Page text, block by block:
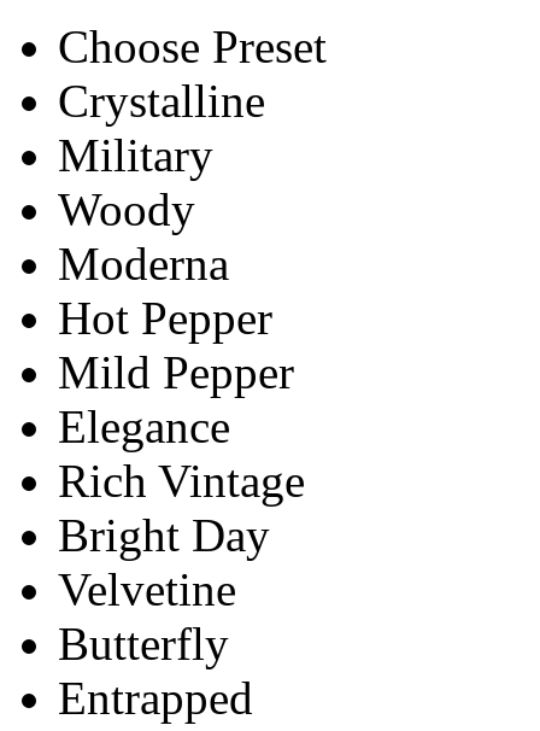
Choose Preset
Crystalline
Military
Woody
Moderna
Hot Pepper
Mild Pepper
Elegance
Rich Vintage
Bright Day
Velvetine
Butterfly
Entrapped